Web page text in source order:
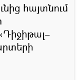
հայտնում